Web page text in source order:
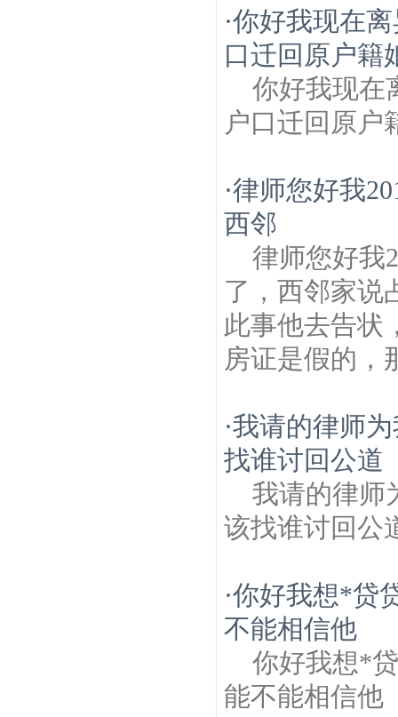
·你好我现在
口迁回原户籍
你好我现在
户口迁回原户
·律师您好我
西邻
律师您好我
了，西邻家说
此事他去告状
房证是假的，
·我请的律师
找谁讨回公道
我请的律师
该找谁讨回公
·你好我想*贷
不能相信他
你好我想*
能不能相信他